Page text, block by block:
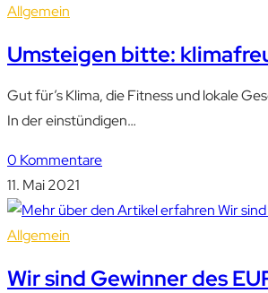
Allgemein
Umsteigen bitte:
Gut für’s Klima, die Fitness und lokale
In der einstündigen…
0 Kommentare
11. Mai 2021
Allgemein
Wir sind Gewinner des